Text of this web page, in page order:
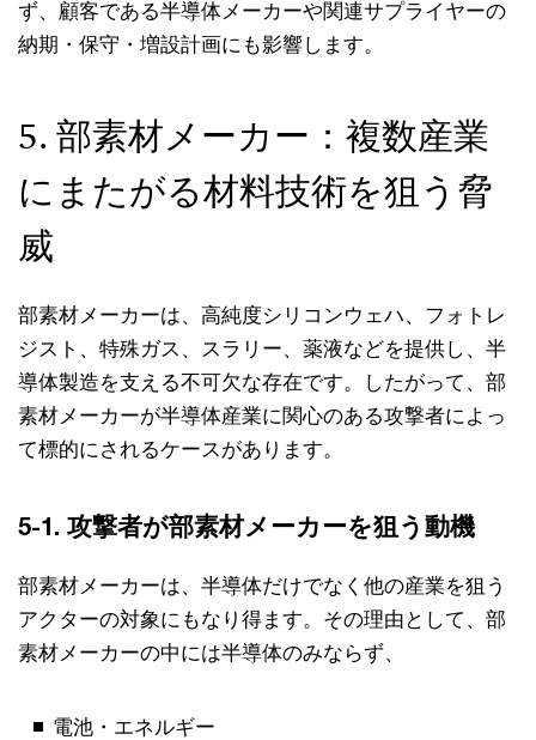
ず、顧客である半導体メーカーや関連サプライヤーの
納期・保守・増設計画にも影響します。
5. 部素材メーカー：複数産業
にまたがる材料技術を狙う脅
威
部素材メーカーは、高純度シリコンウェハ、フォトレ
ジスト、特殊ガス、スラリー、薬液などを提供し、半
導体製造を支える不可欠な存在です。したがって、部
素材メーカーが半導体産業に関心のある攻撃者によっ
て標的にされるケースがあります。
5-1. 攻撃者が部素材メーカーを狙う動機
部素材メーカーは、半導体だけでなく他の産業を狙う
アクターの対象にもなり得ます。その理由として、部
素材メーカーの中には半導体のみならず、
電池・エネルギー